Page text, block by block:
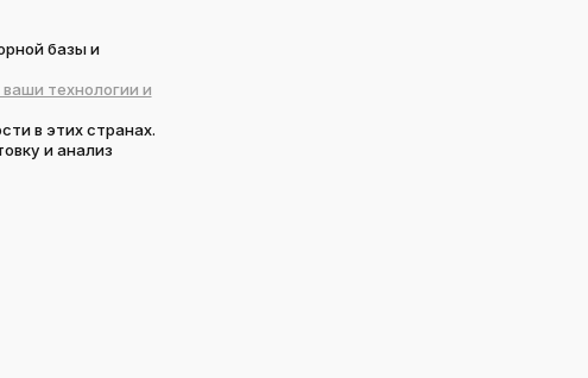
базы и
технологии и
в этих странах.
и анализ